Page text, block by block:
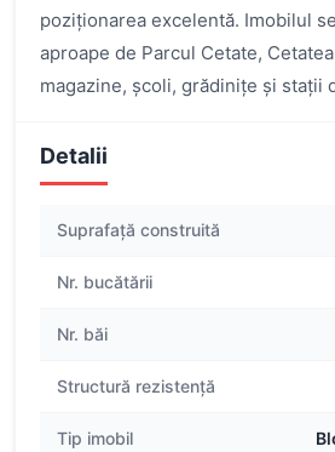
poziționarea excelentă. Imobilul
aproape de Parcul Cetate,
magazine, școli, grădinițe și stații
Detalii
Suprafață construită
Nr. bucătării
Nr. băi
Structură rezistență
Tip imobil